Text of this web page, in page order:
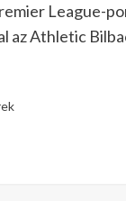
League-
az Athletic